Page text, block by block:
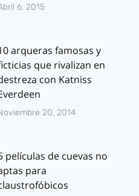
6, 2015
arqueras famosas y
que rivalizan en
con Katniss
20, 2014
películas de cuevas no
para